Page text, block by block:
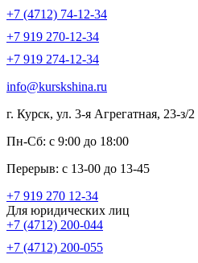
+7 (4712) 74-12-34
+7 919 270-12-34
+7 919 274-12-34
info@kurskshina.ru
г. Курск, ул. 3-я Агрегатная, 23-з/2
Пн-Сб: с 9:00 до 18:00
Перерыв: с 13-00 до 13-45
+7 919 270 12-34
Для юридических лиц
+7 (4712) 200-044
+7 (4712) 200-055